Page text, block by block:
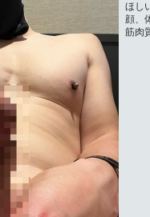
ほし
顔、
筋肉